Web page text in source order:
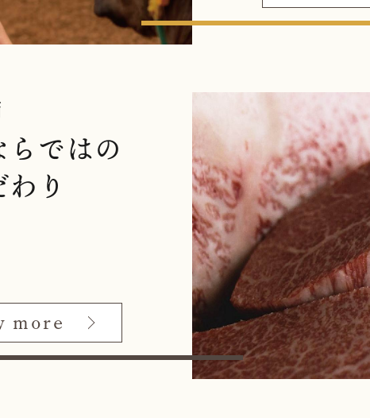
らではの
り
more